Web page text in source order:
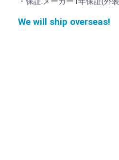
We will ship overseas!